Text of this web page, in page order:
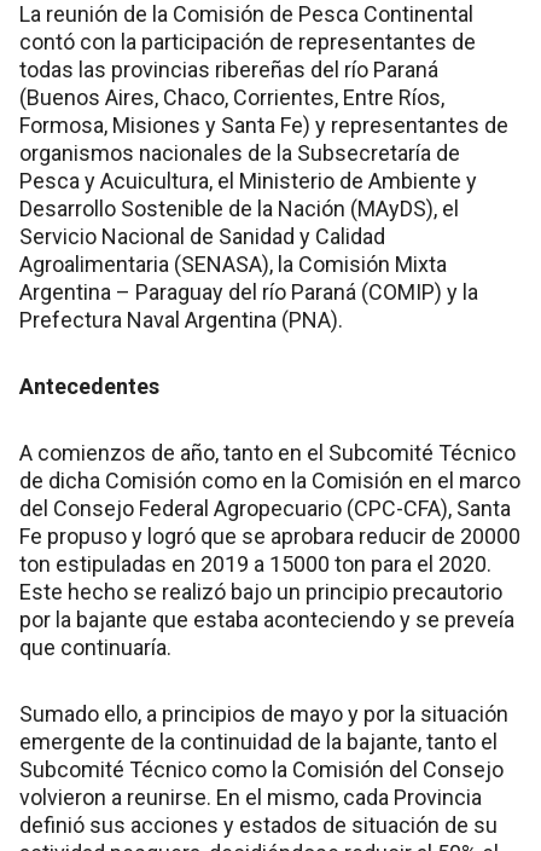
La reunión de la Comisión de Pesca Continental
contó con la participación de representantes de
todas las provincias ribereñas del río Paraná
(Buenos Aires, Chaco, Corrientes, Entre Ríos,
Formosa, Misiones y Santa Fe) y representantes de
organismos nacionales de la Subsecretaría de
Pesca y Acuicultura, el Ministerio de Ambiente y
Desarrollo Sostenible de la Nación (MAyDS), el
Servicio Nacional de Sanidad y Calidad
Agroalimentaria (SENASA), la Comisión Mixta
Argentina – Paraguay del río Paraná (COMIP) y la
Prefectura Naval Argentina (PNA).
Antecedentes
A comienzos de año, tanto en el Subcomité Técnico
de dicha Comisión como en la Comisión en el marco
del Consejo Federal Agropecuario (CPC-CFA), Santa
Fe propuso y logró que se aprobara reducir de 20000
ton estipuladas en 2019 a 15000 ton para el 2020.
Este hecho se realizó bajo un principio precautorio
por la bajante que estaba aconteciendo y se preveía
que continuaría.
Sumado ello, a principios de mayo y por la situación
emergente de la continuidad de la bajante, tanto el
Subcomité Técnico como la Comisión del Consejo
volvieron a reunirse. En el mismo, cada Provincia
definió sus acciones y estados de situación de su